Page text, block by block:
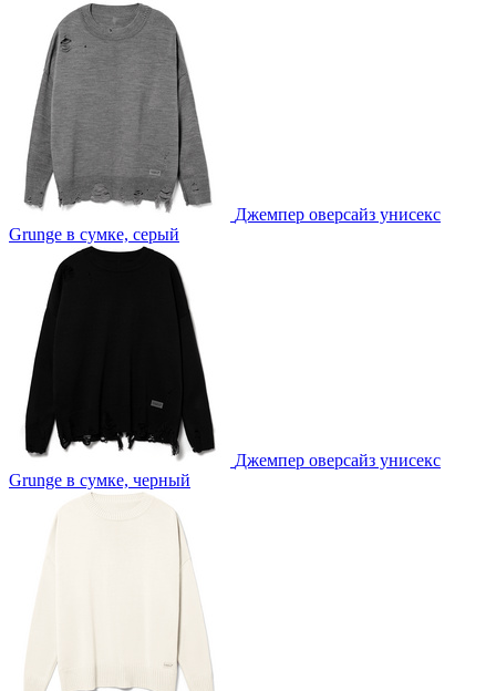
Джемпер оверсайз унисекс
Grunge в сумке, серый
Джемпер оверсайз унисекс
Grunge в сумке, черный